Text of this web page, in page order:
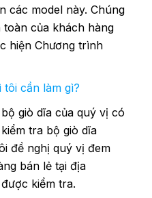
các model này. Chúng
của khách hàng
hiện Chương trình
cần làm gì?
giò dĩa của quý vị có
tra bộ giò dĩa
đề nghị quý vị đem
bán lẻ tại địa
kiểm tra.